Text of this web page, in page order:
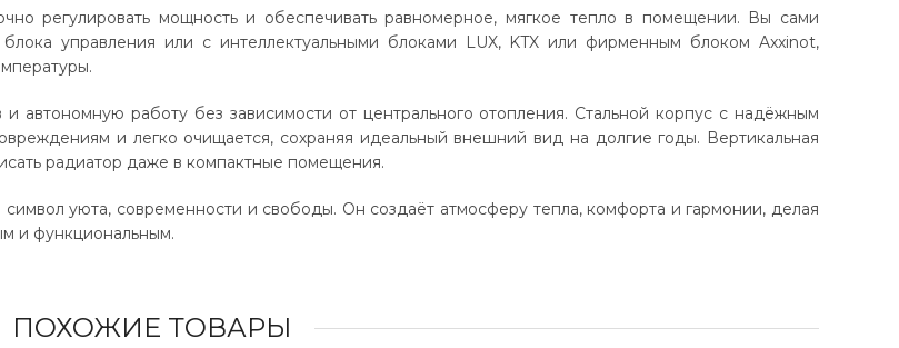
регулировать мощность и обеспечивать равномерное, мягкое тепло в помещении. Вы сами
управления или с интеллектуальными блоками LUX, KTX или фирменным блоком Axxinot,
и автономную работу без зависимости от центрального отопления. Стальной корпус с надёжным
и легко очищается, сохраняя идеальный внешний вид на долгие годы. Вертикальная
радиатор даже в компактные помещения.
уюта, современности и свободы. Он создаёт атмосферу тепла, комфорта и гармонии, делая
и функциональным.
ПОХОЖИЕ ТОВАРЫ